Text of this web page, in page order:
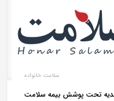
سلامت خانواده
در زرندیه تحت پوشش بیمه سلامت